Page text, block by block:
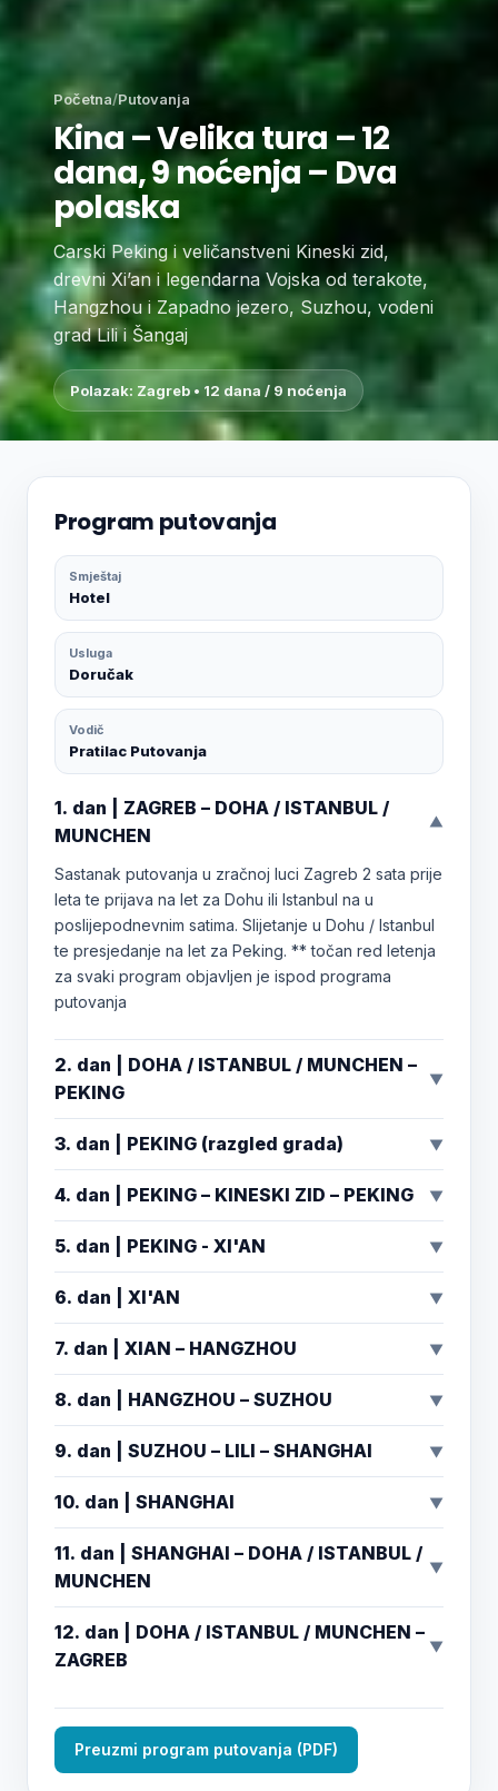
Početna/Putovanja
Kina – Velika tura – 12
dana, 9 noćenja – Dva
polaska
Carski Peking i veličanstveni Kineski zid,
drevni Xi’an i legendarna Vojska od terakote,
Hangzhou i Zapadno jezero, Suzhou, vodeni
grad Lili i Šangaj
Polazak: Zagreb • 12 dana / 9 noćenja
Program putovanja
Smještaj
Hotel
Usluga
Doručak
Vodič
Pratilac Putovanja
1. dan | ZAGREB – DOHA / ISTANBUL /
MUNCHEN
▼
Sastanak putovanja u zračnoj luci Zagreb 2 sata prije
leta te prijava na let za Dohu ili Istanbul na u
poslijepodnevnim satima. Slijetanje u Dohu / Istanbul
te presjedanje na let za Peking. ** točan red letenja
za svaki program objavljen je ispod programa
putovanja
2. dan | DOHA / ISTANBUL / MUNCHEN –
PEKING
▼
3. dan | PEKING (razgled grada) ▼
4. dan | PEKING – KINESKI ZID – PEKING ▼
5. dan | PEKING - XI'AN ▼
6. dan | XI'AN ▼
7. dan | XIAN – HANGZHOU ▼
8. dan | HANGZHOU – SUZHOU ▼
9. dan | SUZHOU – LILI – SHANGHAI ▼
10. dan | SHANGHAI ▼
11. dan | SHANGHAI – DOHA / ISTANBUL /
MUNCHEN
▼
12. dan | DOHA / ISTANBUL / MUNCHEN –
ZAGREB
▼
Preuzmi program putovanja (PDF)